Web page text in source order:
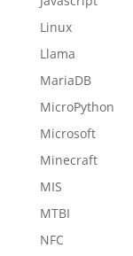
Linux
Llama
MariaDB
MicroPython
Microsoft
Minecraft
MIS
MTBI
NFC